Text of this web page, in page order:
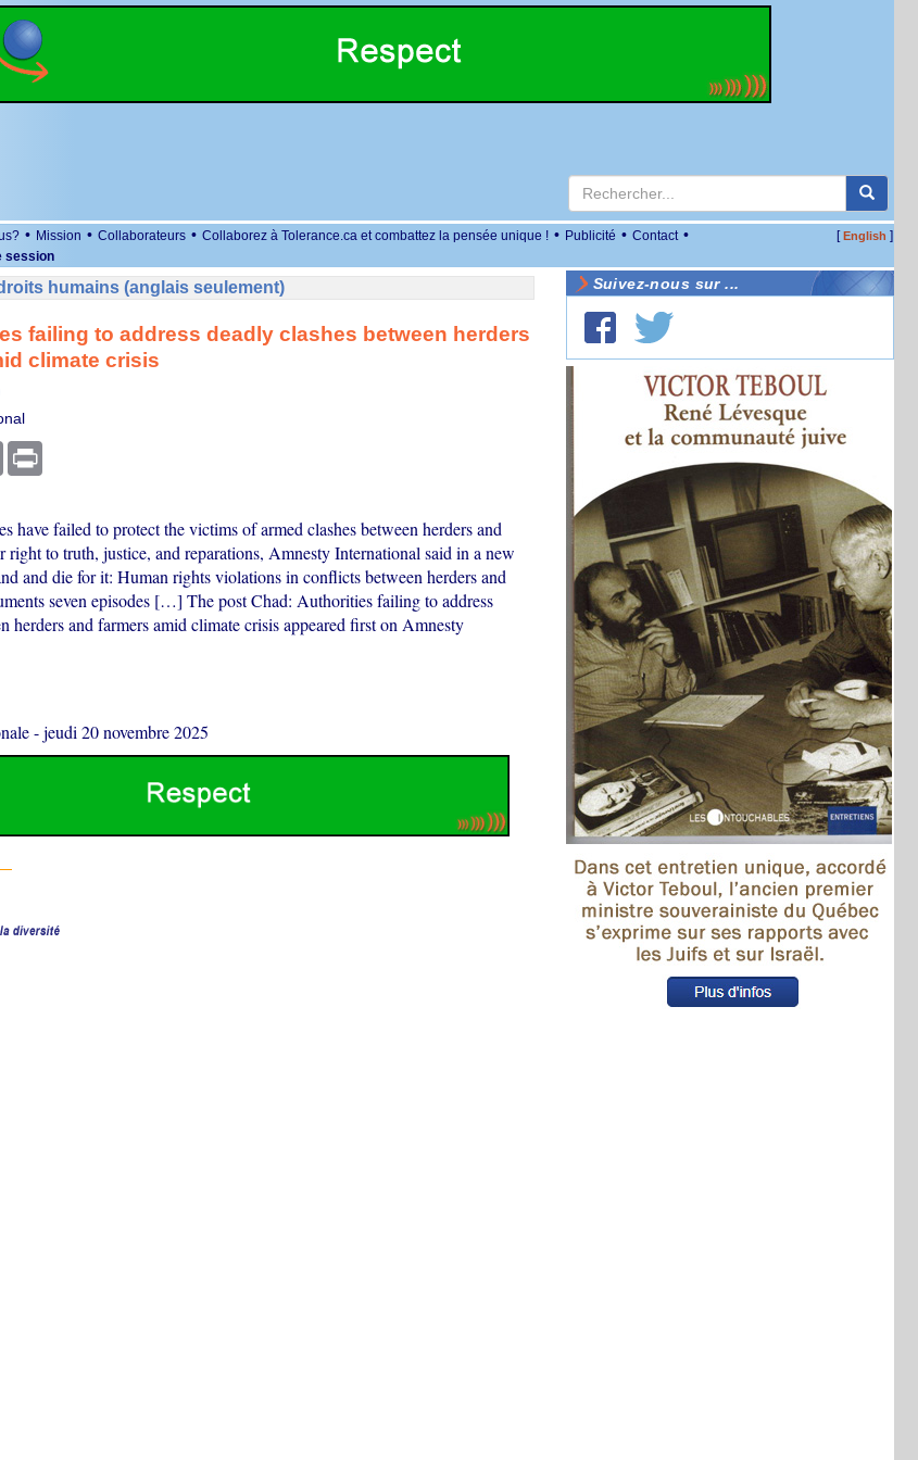
• Mission • Collaborateurs • Collaborez à Tolerance.ca et combattez la pensée unique ! • Publicité • Contact •
session
[English ]
humains (anglais seulement)
failing to address deadly clashes between herders
climate crisis
Email Print
have failed to protect the victims of armed clashes between herders and
right to truth, justice, and reparations, Amnesty International said in a new
and die for it: Human rights violations in conflicts between herders and
seven episodes […] The post Chad: Authorities failing to address
herders and farmers amid climate crisis appeared first on Amnesty
-jeudi 20 novembre 2025
Suivez-nous sur ...